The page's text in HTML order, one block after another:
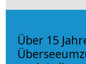
Über 15